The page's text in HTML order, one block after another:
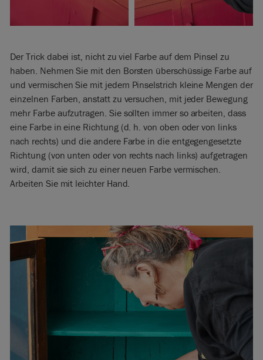
Der Trick dabei ist, nicht zu viel Farbe auf dem Pinsel zu
haben. Nehmen Sie mit den Borsten überschüssige Farbe auf
und vermischen Sie mit jedem Pinselstrich kleine Mengen der
einzelnen Farben, anstatt zu versuchen, mit jeder Bewegung
mehr Farbe aufzutragen. Sie sollten immer so arbeiten, dass
eine Farbe in eine Richtung (d. h. von oben oder von links
nach rechts) und die andere Farbe in die entgegengesetzte
Richtung (von unten oder von rechts nach links) aufgetragen
wird, damit sie sich zu einer neuen Farbe vermischen.
Arbeiten Sie mit leichter Hand.